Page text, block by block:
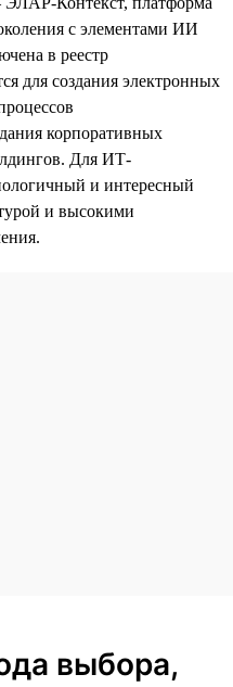
с элементами ИИ
в реестр
для создания электронных
корпоративных
Для ИТ-
и интересный
и высокими
выбора,